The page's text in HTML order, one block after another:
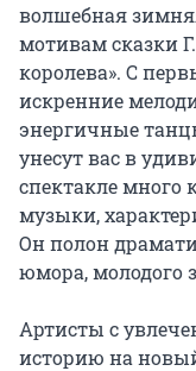
волшебная
мотивам сказки
королева». С
искренние
энергичные
унесут вас в
спектакле много
музыки,
Он полон
юмора, молодого
Артисты с
историю на